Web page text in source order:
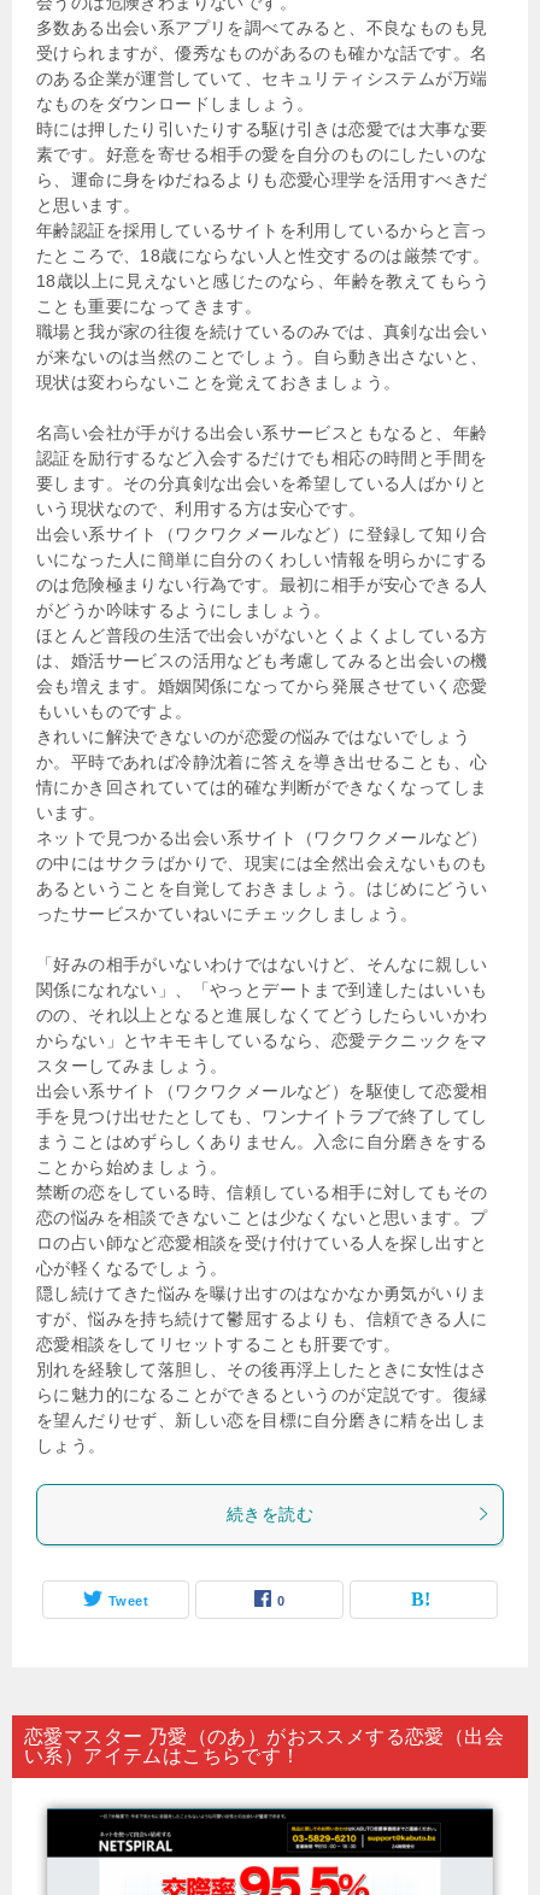
多数ある出会い系アプリを調べてみると、不良なものも見
受けられますが、優秀なものがあるのも確かな話です。名
のある企業が運営していて、セキュリティシステムが万端
なものをダウンロードしましょう。
時には押したり引いたりする駆け引きは恋愛では大事な要
素です。好意を寄せる相手の愛を自分のものにしたいのな
ら、運命に身をゆだねるよりも恋愛心理学を活用すべきだ
と思います。
年齢認証を採用しているサイトを利用しているからと言っ
たところで、18歳にならない人と性交するのは厳禁です。
18歳以上に見えないと感じたのなら、年齢を教えてもらう
ことも重要になってきます。
職場と我が家の往復を続けているのみでは、真剣な出会い
が来ないのは当然のことでしょう。自ら動き出さないと、
現状は変わらないことを覚えておきましょう。
名高い会社が手がける出会い系サービスともなると、年齢
認証を励行するなど入会するだけでも相応の時間と手間を
要します。その分真剣な出会いを希望している人ばかりと
いう現状なので、利用する方は安心です。
出会い系サイト（ワクワクメールなど）に登録して知り合
いになった人に簡単に自分のくわしい情報を明らかにする
のは危険極まりない行為です。最初に相手が安心できる人
がどうか吟味するようにしましょう。
ほとんど普段の生活で出会いがないとくよくよしている方
は、婚活サービスの活用なども考慮してみると出会いの機
会も増えます。婚姻関係になってから発展させていく恋愛
もいいものですよ。
きれいに解決できないのが恋愛の悩みではないでしょう
か。平時であれば冷静沈着に答えを導き出せることも、心
情にかき回されていては的確な判断ができなくなってしま
います。
ネットで見つかる出会い系サイト（ワクワクメールなど）
の中にはサクラばかりで、現実には全然出会えないものも
あるということを自覚しておきましょう。はじめにどうい
ったサービスかていねいにチェックしましょう。
「好みの相手がいないわけではないけど、そんなに親しい
関係になれない」、「やっとデートまで到達したはいいも
のの、それ以上となると進展しなくてどうしたらいいかわ
からない」とヤキモキしているなら、恋愛テクニックをマ
スターしてみましょう。
出会い系サイト（ワクワクメールなど）を駆使して恋愛相
手を見つけ出せたとしても、ワンナイトラブで終了してし
まうことはめずらしくありません。入念に自分磨きをする
ことから始めましょう。
禁断の恋をしている時、信頼している相手に対してもその
恋の悩みを相談できないことは少なくないと思います。プ
ロの占い師など恋愛相談を受け付けている人を探し出すと
心が軽くなるでしょう。
隠し続けてきた悩みを曝け出すのはなかなか勇気がいりま
すが、悩みを持ち続けて鬱屈するよりも、信頼できる人に
恋愛相談をしてリセットすることも肝要です。
別れを経験して落胆し、その後再浮上したときに女性はさ
らに魅力的になることができるというのが定説です。復縁
を望んだりせず、新しい恋を目標に自分磨きに精を出しま
しょう。
続きを読む
Tweet 0
恋愛マスター 乃愛（のあ）がおススメする恋愛（出会
い系）アイテムはこちらです！